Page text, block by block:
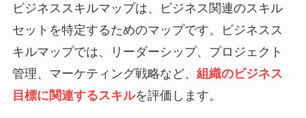
ビジネススキルマップは、ビジネス関連のスキル
セットを特定するためのマップです。ビジネスス
キルマップでは、リーダーシップ、プロジェクト
管理、マーケティング戦略など、 組織のビジネス
目標に関連するスキルを評価します。